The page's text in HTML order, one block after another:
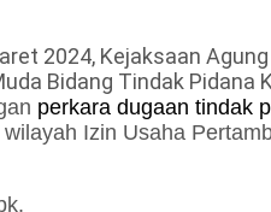
2024, Kejaksaan
Bidang Tindak Pidana
perkara dugaan tindak
Izin Usaha